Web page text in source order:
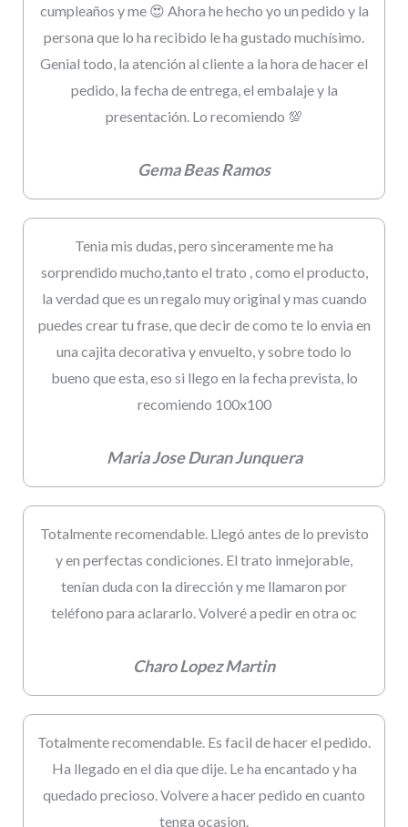
cumpleaños y me 😍 Ahora he hecho yo un pedido y la
persona que lo ha recibido le ha gustado muchísimo.
Genial todo, la atención al cliente a la hora de hacer el
pedido, la fecha de entrega, el embalaje y la
presentación. Lo recomiendo 💯
Gema Beas Ramos
Tenia mis dudas, pero sinceramente me ha
sorprendido mucho,tanto el trato , como el producto,
la verdad que es un regalo muy original y mas cuando
puedes crear tu frase, que decir de como te lo envia en
una cajita decorativa y envuelto, y sobre todo lo
bueno que esta, eso si llego en la fecha prevista, lo
recomiendo 100x100
Maria Jose Duran Junquera
Totalmente recomendable. Llegó antes de lo previsto
y en perfectas condiciones. El trato inmejorable,
tenían duda con la dirección y me llamaron por
teléfono para aclararlo. Volveré a pedir en otra oc
Charo Lopez Martin
Totalmente recomendable. Es facil de hacer el pedido.
Ha llegado en el dia que dije. Le ha encantado y ha
quedado precioso. Volvere a hacer pedido en cuanto
tenga ocasion.